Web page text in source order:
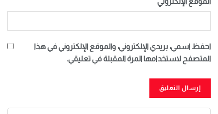
احفظ اسمي، بريدي الإلكتروني، والموقع الإلكتروني في هذا
المتصفح لاستخدامها المرة المقبلة في تعليقي.